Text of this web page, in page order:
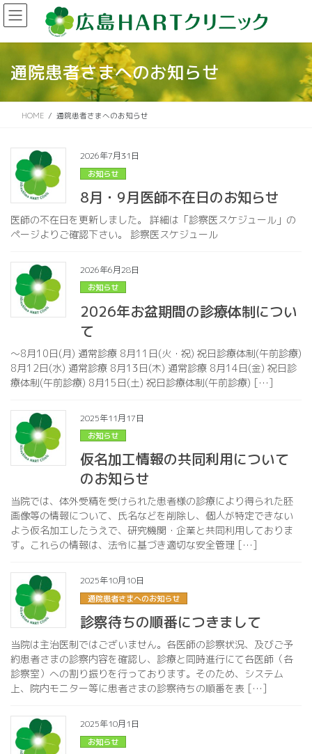
コ
ン
ン
ナ
ビ
ー
通院患者さまへのお知らせ
HOME 通院患者さまへのお知らせ
2026年7月31日
お知らせ
8月・9月医師不在日のお知らせ
医師の不在日を更新しました。 詳細は「診察医スケジュール」の
ページよりご確認下さい。 診察医スケジュール
2026年6月28日
お知らせ
2026年お盆期間の診療体制につい
て
～8月10日(月) 通常診療 8月11日(火・祝) 祝日診療体制(午前診療)
8月12日(水) 通常診療 8月13日(木) 通常診療 8月14日(金) 祝日診
療体制(午前診療) 8月15日(土) 祝日診療体制(午前診療) […]
2025年11月17日
お知らせ
仮名加工情報の共同利用について
のお知らせ
当院では、体外受精を受けられた患者様の診療により得られた胚
画像等の情報について、氏名などを削除し、個人が特定できない
よう仮名加工したうえで、研究機関・企業と共同利用しておりま
す。これらの情報は、法令に基づき適切な安全管理 […]
2025年10月10日
通院患者さまへのお知らせ
診察待ちの順番につきまして
当院は主治医制ではございません。各医師の診察状況、及びご予
約患者さまの診察内容を確認し、診療と同時進行にて各医師（各
診察室）への割り振りを行っております。そのため、システム
上、院内モニター等に患者さまの診察待ちの順番を表 […]
2025年10月1日
お知らせ